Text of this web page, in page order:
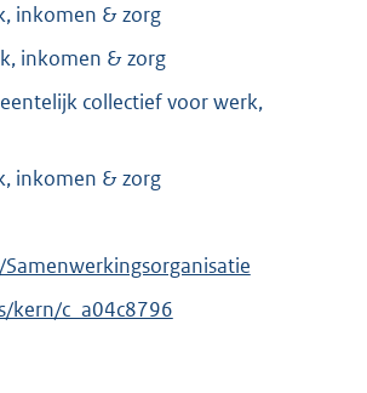
inkomen & zorg
inkomen & zorg
collectief voor werk,
inkomen & zorg
kern/c_a04c8796